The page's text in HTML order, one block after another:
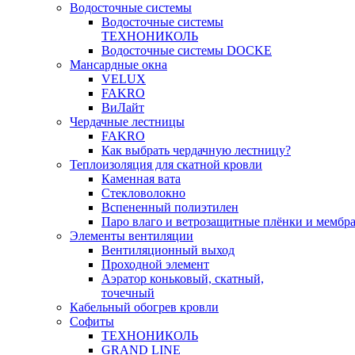
Водосточные системы
Водосточные системы
ТЕХНОНИКОЛЬ
Водосточные системы DOCKE
Мансардные окна
VELUX
FAKRO
ВиЛайт
Чердачные лестницы
FAKRO
Как выбрать чердачную лестницу?
Теплоизоляция для скатной кровли
Каменная вата
Стекловолокно
Вспененный полиэтилен
Паро влаго и ветрозащитные плёнки и
Элементы вентиляции
Вентиляционный выход
Проходной элемент
Аэратор коньковый, скатный,
точечный
Кабельный обогрев кровли
Софиты
ТЕХНОНИКОЛЬ
GRAND LINE